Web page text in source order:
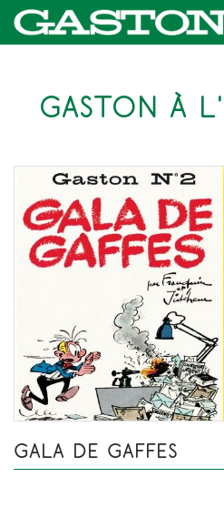
GASTON À
GALA DE GAFFES